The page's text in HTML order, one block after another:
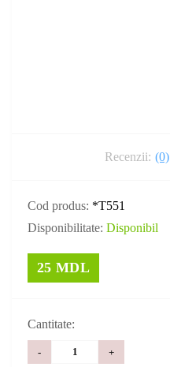
Recenzii: (0)
Cod produs: *T551
Disponibilitate: Disponibil
25 MDL
Cantitate:
- +